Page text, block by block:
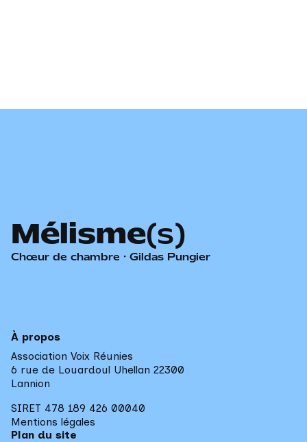
Mélisme(s)
Chœur de chambre · Gildas Pungier
À propos
Association Voix Réunies
6 rue de Louardoul Uhellan 22300
Lannion
SIRET 478 189 426 00040
Mentions légales
Plan du site